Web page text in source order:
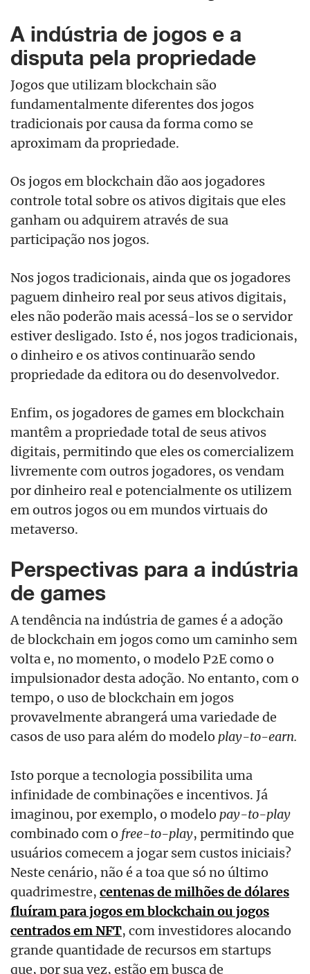
A indústria de jogos e a
disputa pela propriedade
Jogos que utilizam blockchain são
fundamentalmente diferentes dos jogos
tradicionais por causa da forma como se
aproximam da propriedade.
Os jogos em blockchain dão aos jogadores
controle total sobre os ativos digitais que eles
ganham ou adquirem através de sua
participação nos jogos.
Nos jogos tradicionais, ainda que os jogadores
paguem dinheiro real por seus ativos digitais,
eles não poderão mais acessá-los se o servidor
estiver desligado. Isto é, nos jogos tradicionais,
o dinheiro e os ativos continuarão sendo
propriedade da editora ou do desenvolvedor.
Enfim, os jogadores de games em blockchain
mantêm a propriedade total de seus ativos
digitais, permitindo que eles os comercializem
livremente com outros jogadores, os vendam
por dinheiro real e potencialmente os utilizem
em outros jogos ou em mundos virtuais do
metaverso.
Perspectivas para a indústria
de games
A tendência na indústria de games é a adoção
de blockchain em jogos como um caminho sem
volta e, no momento, o modelo P2E como o
impulsionador desta adoção. No entanto, com o
tempo, o uso de blockchain em jogos
provavelmente abrangerá uma variedade de
casos de uso para além do modelo play-to-earn.
Isto porque a tecnologia possibilita uma
infinidade de combinações e incentivos. Já
imaginou, por exemplo, o modelo pay-to-play
combinado com o free-to-play, permitindo que
usuários comecem a jogar sem custos iniciais?
Neste cenário, não é a toa que só no último
quadrimestre, centenas de milhões de dólares
fluíram para jogos em blockchain ou jogos
centrados em NFT, com investidores alocando
grande quantidade de recursos em startups
que, por sua vez, estão em busca de